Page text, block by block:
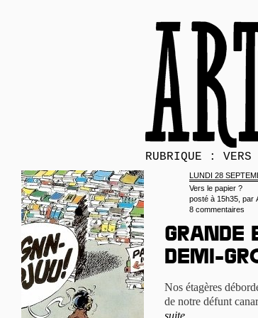
RUBRIQUE :
LUNDI 28
Vers le papier ?
posté à 15h35, par
8 commentaires
Grande
demi-
Nos étagères
de notre défunt
suite